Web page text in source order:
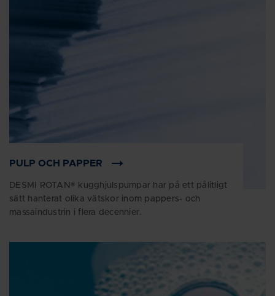
PULP OCH PAPPER
DESMI ROTAN® kugghjulspumpar har på ett pålitligt
sätt hanterat olika vätskor inom pappers- och
massaindustrin i flera decennier.